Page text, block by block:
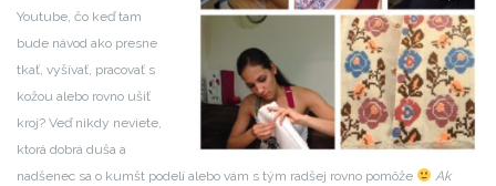
Youtube, čo keď tam
bude návod ako presne
tkať, vyšívať, pracovať s
kožou alebo rovno ušiť
kroj? Veď nikdy neviete,
ktorá dobrá duša a
nadšenec sa o kumšt podelí alebo vám s tým radšej rovno pomôže
Ak